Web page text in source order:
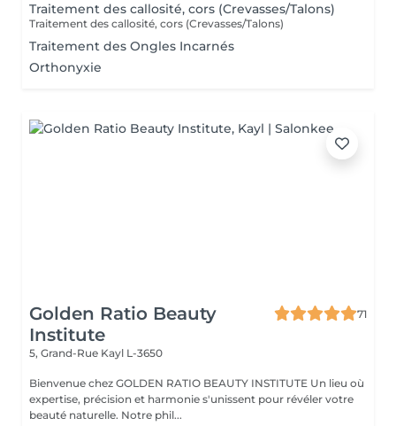
Traitement des callosité, cors (Crevasses/Talons)
Traitement des callosité, cors (Crevasses/Talons)
Traitement des Ongles Incarnés
Orthonyxie
Golden Ratio Beauty
Institute
71
5, Grand-Rue Kayl L-3650
Bienvenue chez GOLDEN RATIO BEAUTY INSTITUTE Un lieu où
expertise, précision et harmonie s'unissent pour révéler votre
beauté naturelle. Notre phil...